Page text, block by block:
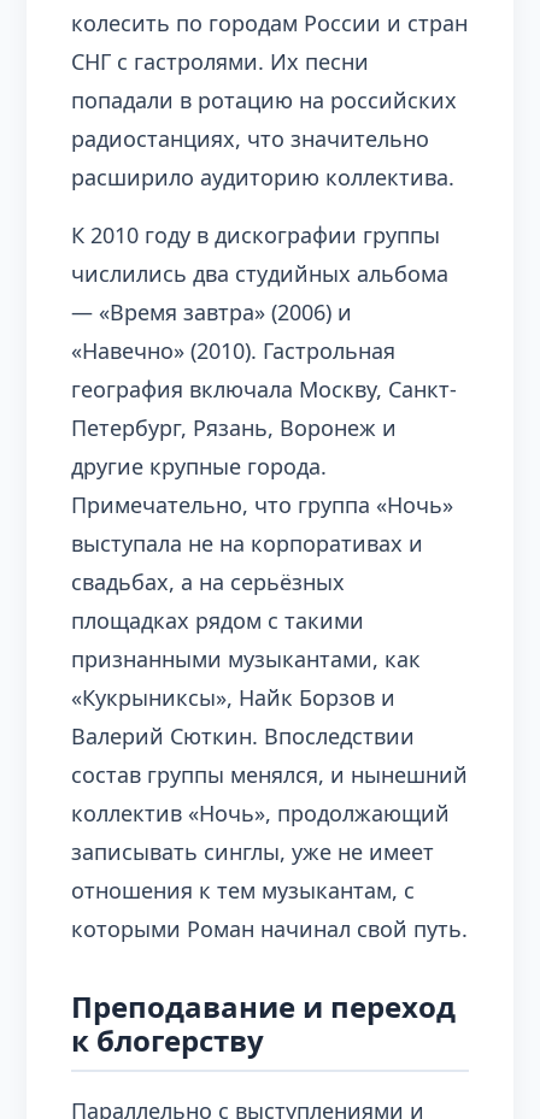
колесить по городам России и стран
СНГ с гастролями. Их песни
попадали в ротацию на российских
радиостанциях, что значительно
расширило аудиторию коллектива.
К 2010 году в дискографии группы
числились два студийных альбома
— «Время завтра» (2006) и
«Навечно» (2010). Гастрольная
география включала Москву, Санкт-
Петербург, Рязань, Воронеж и
другие крупные города.
Примечательно, что группа «Ночь»
выступала не на корпоративах и
свадьбах, а на серьёзных
площадках рядом с такими
признанными музыкантами, как
«Кукрыниксы», Найк Борзов и
Валерий Сюткин. Впоследствии
состав группы менялся, и нынешний
коллектив «Ночь», продолжающий
записывать синглы, уже не имеет
отношения к тем музыкантам, с
которыми Роман начинал свой путь.
Преподавание и переход
к блогерству
Параллельно с выступлениями и